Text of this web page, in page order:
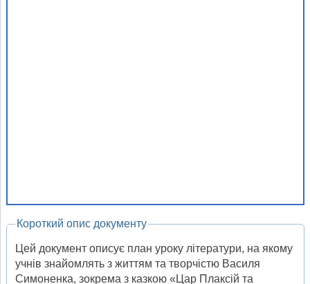
Короткий опис документу
Цей документ описує план уроку літератури, на якому
учнів знайомлять з життям та творчістю Василя
Симоненка, зокрема з казкою «Цар Плаксій та